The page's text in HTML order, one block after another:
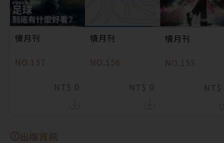
犢月刊
NO.157
NT$ 0
犢月刊
NO.156
NT$ 0
犢月刊
NO.155
NT$
出版資訊